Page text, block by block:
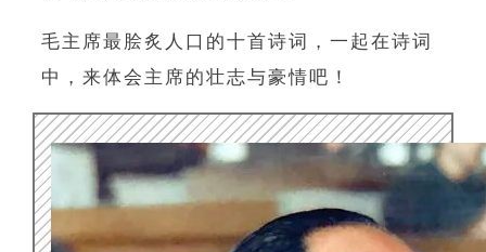
毛主席最脍炙人口的十首诗词，一起在诗词
中，来体会主席的壮志与豪情吧！